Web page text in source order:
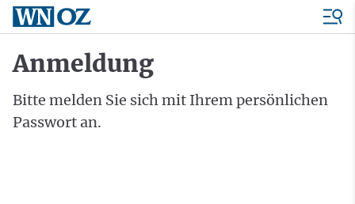
Anmeldung
Bitte melden Sie sich mit Ihrem persönlichen
Passwort an.